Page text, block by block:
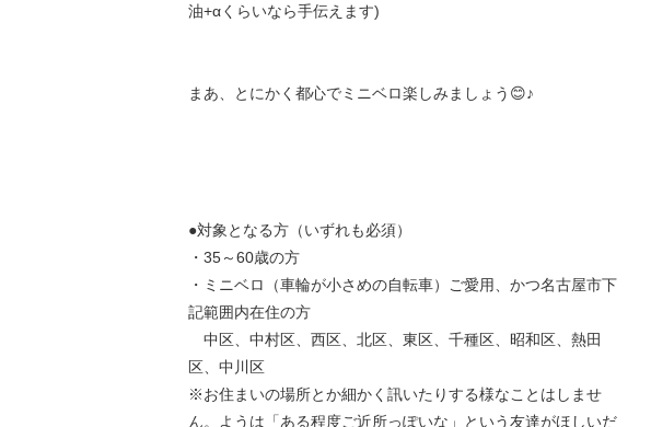
油+αくらいなら手伝えます)
まあ、とにかく都心でミニベロ楽しみましょう😊♪
●対象となる方（いずれも必須）
・35～60歳の方
・ミニベロ（車輪が小さめの自転車）ご愛用、かつ名古屋市下
記範囲内在住の方
中区、中村区、西区、北区、東区、千種区、昭和区、熱田
区、中川区
※お住まいの場所とか細かく訊いたりする様なことはしませ
ん。ようは「ある程度ご近所っぽいな」という友達がほしいだ